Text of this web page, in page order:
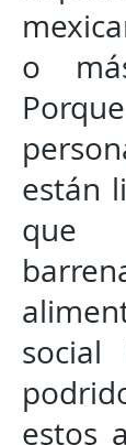
o
están
que
social
estos